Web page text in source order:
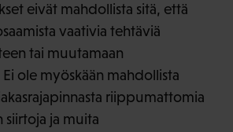
eivät mahdollista sitä, että
vaativia tehtäviä
tai muutamaan
ole myöskään mahdollista
riippumattomia
ja muita